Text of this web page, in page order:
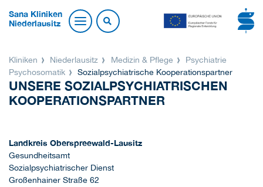
Sana Kliniken
Niederlausitz
Kliniken Niederlausitz Medizin & Pflege
Psychiatrie
Psychosomatik
Sozialpsychiatrische Kooperationspartner
UNSERE SOZIALPSYCHIATRISCHEN
KOOPERATIONSPARTNER
Landkreis Oberspreewald-Lausitz
Gesundheitsamt
Sozialpsychiatrischer Dienst
Großenhainer Straße 62